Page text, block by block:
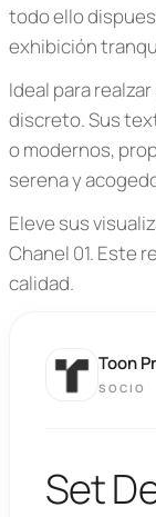
todo ello
exhibición
Ideal para
discreto. Sus
o modernos,
serena y
Eleve sus
Chanel 01. Este
calidad.
Toon
SOCIO
Set